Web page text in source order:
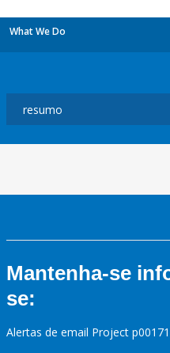
What We Do
Mantenha-se
se:
Alertas de email Project